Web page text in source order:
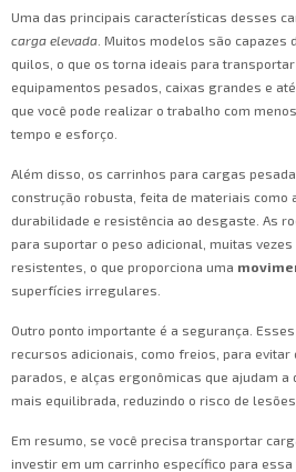
Uma das principais características desses
carga elevada . Muitos modelos são
quilos, o que os torna ideais para
equipamentos pesados, caixas grandes e
que você pode realizar o trabalho com
tempo e esforço.
Além disso, os carrinhos para cargas
construção robusta, feita de materiais como
durabilidade e resistência ao desgaste. As
para suportar o peso adicional, muitas
resistentes, o que proporciona uma
superfícies irregulares.
Outro ponto importante é a segurança.
recursos adicionais, como freios, para evitar
parados, e alças ergonômicas que ajudam
mais equilibrada, reduzindo o risco de
Em resumo, se você precisa transportar
investir em um carrinho específico para